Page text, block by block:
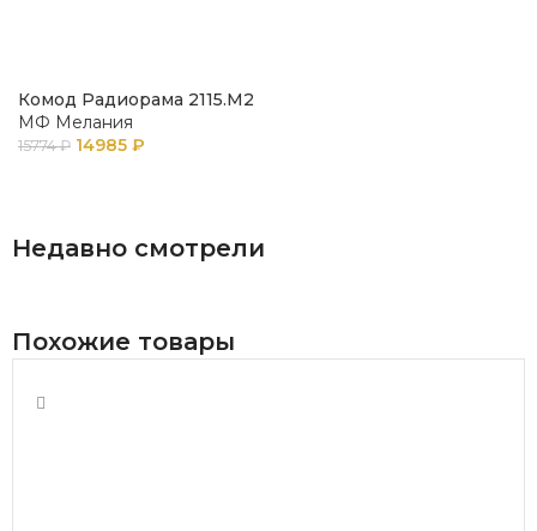
Комод Радиорама 2115.М2
МФ Мелания
15774₽ 14985 ₽
Недавно смотрели
Похожие товары